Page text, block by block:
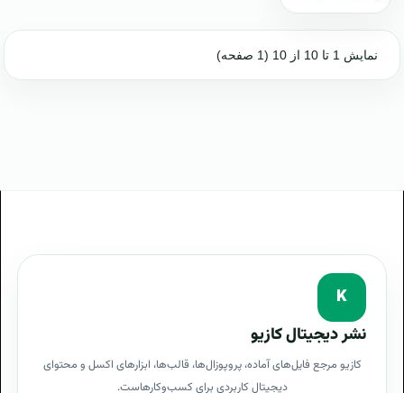
نمایش 1 تا 10 از 10 (1 صفحه)
K
نشر دیجیتال کازیو
کازیو مرجع فایل‌های آماده، پروپوزال‌ها، قالب‌ها، ابزارهای اکسل و محتوای
دیجیتال کاربردی برای کسب‌وکارهاست.